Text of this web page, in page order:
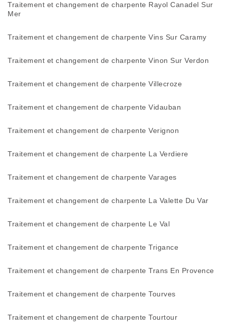
Traitement et changement de charpente Rayol Canadel Sur
Mer
Traitement et changement de charpente Vins Sur Caramy
Traitement et changement de charpente Vinon Sur Verdon
Traitement et changement de charpente Villecroze
Traitement et changement de charpente Vidauban
Traitement et changement de charpente Verignon
Traitement et changement de charpente La Verdiere
Traitement et changement de charpente Varages
Traitement et changement de charpente La Valette Du Var
Traitement et changement de charpente Le Val
Traitement et changement de charpente Trigance
Traitement et changement de charpente Trans En Provence
Traitement et changement de charpente Tourves
Traitement et changement de charpente Tourtour